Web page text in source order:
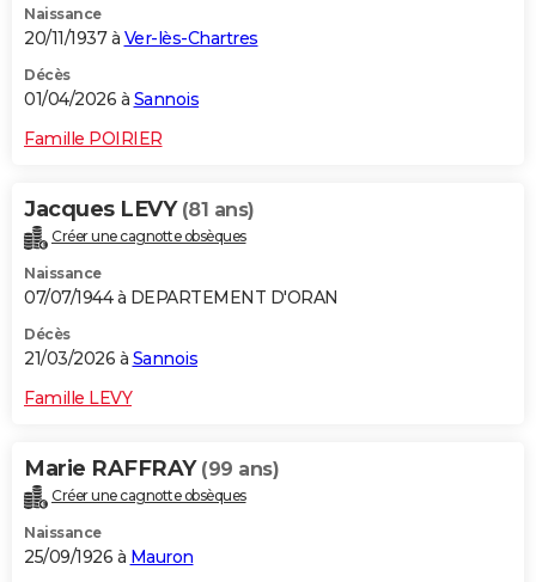
Naissance
20/11/1937 à Ver-lès-Chartres
Décès
01/04/2026 à Sannois
Famille POIRIER
Jacques LEVY (81 ans)
Créer une cagnotte obsèques
Naissance
07/07/1944 à DEPARTEMENT D'ORAN
Décès
21/03/2026 à Sannois
Famille LEVY
Marie RAFFRAY (99 ans)
Créer une cagnotte obsèques
Naissance
25/09/1926 à Mauron